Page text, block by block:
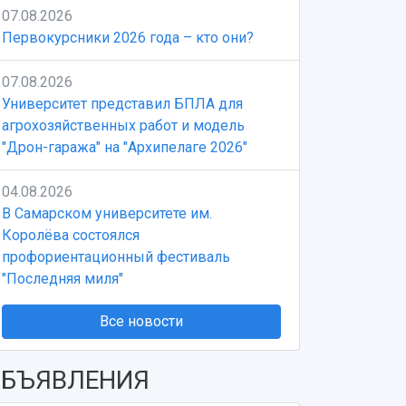
07.08.2026
Первокурсники 2026 года – кто они?
07.08.2026
Университет представил БПЛА для
агрохозяйственных работ и модель
"Дрон-гаража" на "Архипелаге 2026"
04.08.2026
В Самарском университете им.
Королёва состоялся
профориентационный фестиваль
"Последняя миля"
Все новости